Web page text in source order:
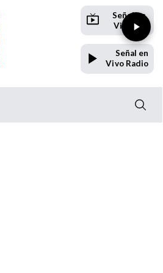
Señal en
Vivo TV
Señal en
Vivo Radio